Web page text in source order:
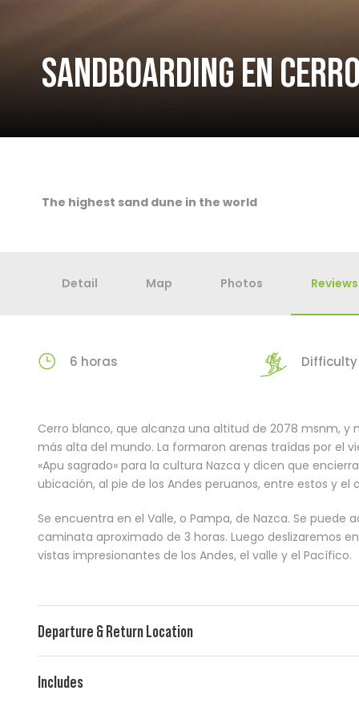
SANDBOARDING EN
The highest sand dune in the world
Detail Map Photos Reviews
6 horas Difficulty
Cerro blanco, que alcanza una altitud de 2078 msnm,
más alta del mundo. La formaron arenas traídas por el
«Apu sagrado» para la cultura Nazca y dicen que
ubicación, al pie de los Andes peruanos, entre estos y el
Se encuentra en el Valle, o Pampa, de Nazca. Se
caminata aproximado de 3 horas. Luego deslizaremos
vistas impresionantes de los Andes, el valle y el Pacífico.
Departure & Return Location
Includes